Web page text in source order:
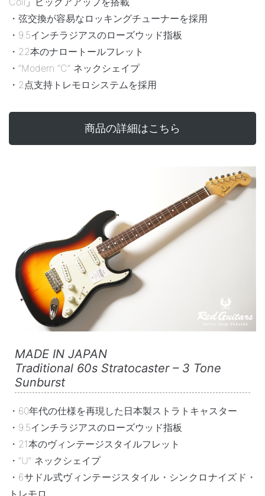
・弦交換が容易なロッキングチューナーを採用
・9.5インチラジアスのローズウッド指板
・22本のナロートールフレット
・”Modern “C” ネックシェイプ
・2点支持トレモロシステムを採用
商品の詳細はこちら
MADE IN JAPAN
Traditional 60s Stratocaster – 3 Tone
Sunburst
・60年代の仕様を再現した日本製ストラトキャスター
・9.5インチラジアスのローズウッド指板
・21本のヴィンテージスタイルフレット
・”U” ネックシェイプ
・6サドル式ヴィンテージスタイル・シンクロナイズド・
トレモロ